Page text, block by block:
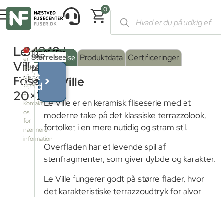
0
Forside/Shop /
Le
Ville
Foscari
20×20
342,19kr.
pr.
M²
Produktet
er
ikke
på
lager
–
Kontakt
os
for
nærmere
information
Serie
farve
FOSCARI
Overflade:
Mat
Grip
Mat
Størrelse
Ikke
på
lager
Få et
tilbud
Beskrivelse Produktdata Certificeringer
Le Ville
Le Ville er en keramisk fliseserie med et
moderne take på det klassiske terrazzolook,
fortolket i en mere nutidig og stram stil.
Overfladen har et levende spil af
stenfragmenter, som giver dybde og karakter.
Le Ville fungerer godt på større flader, hvor
det karakteristiske terrazzoudtryk for alvor